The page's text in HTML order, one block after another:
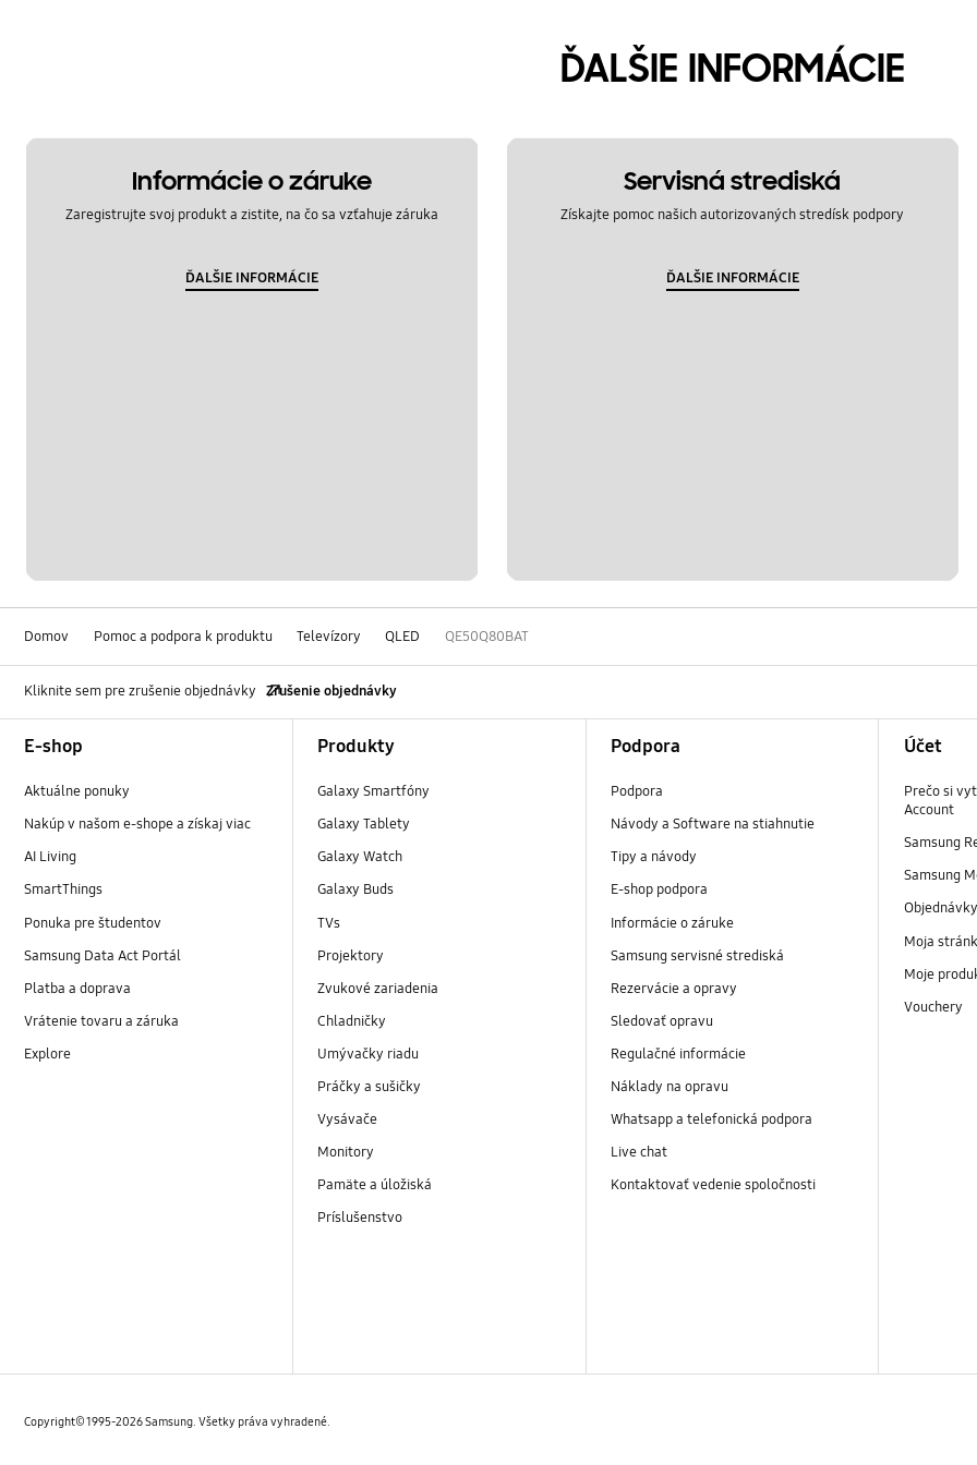
ĎALŠIE INFORMÁCIE
Informácie o záruke
Zaregistrujte svoj produkt a zistite, na čo sa vzťahuje záruka
ĎALŠIE INFORMÁCIE
Servisná strediská
Získajte pomoc našich autorizovaných stredísk podpory
ĎALŠIE INFORMÁCIE
Domov Pomoc a podpora k produktu Televízory QLED QE50Q80BAT
Kliknite sem pre zrušenie objednávky Zrušenie objednávky
E-shop
Aktuálne ponuky
Nakúp v našom e-shope a získaj viac
AI Living
SmartThings
Ponuka pre študentov
Samsung Data Act Portál
Platba a doprava
Vrátenie tovaru a záruka
Explore
Produkty
Galaxy Smartfóny
Galaxy Tablety
Galaxy Watch
Galaxy Buds
TVs
Projektory
Zvukové zariadenia
Chladničky
Umývačky riadu
Práčky a sušičky
Vysávače
Monitory
Pamäte a úložiská
Príslušenstvo
Podpora
Podpora
Návody a Software na stiahnutie
Tipy a návody
E-shop podpora
Informácie o záruke
Samsung servisné strediská
Rezervácie a opravy
Sledovať opravu
Regulačné informácie
Náklady na opravu
Whatsapp a telefonická podpora
Live chat
Kontaktovať vedenie spoločnosti
Účet
Prečo si
Account
Samsung
Samsung
Moja
Moje
Vouchery
Copyright© 1995-2026 Samsung. Všetky práva vyhradené.